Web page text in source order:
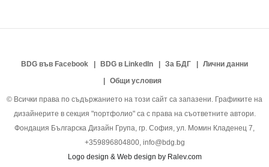
BDG във Facebook BDG в LinkedIn За БДГ
Лични данни
Общи условия
© Всички права по съдържанието на този сайт са запазени. Графиките на
дизайнерите в секция "портфолио" са с права на съответните автори.
Фондация Българска Дизайн Група, гр. София, ул. Момин Кладенец 7,
+359896804800, info@bdg.bg
Logo design & Web design by Ralev.com